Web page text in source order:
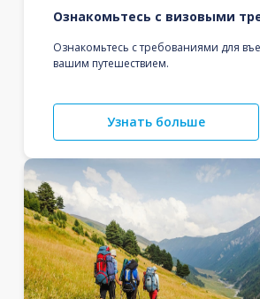
Ознакомьтесь с визовыми
Ознакомьтесь с требованиями для
вашим путешествием.
Узнать больше